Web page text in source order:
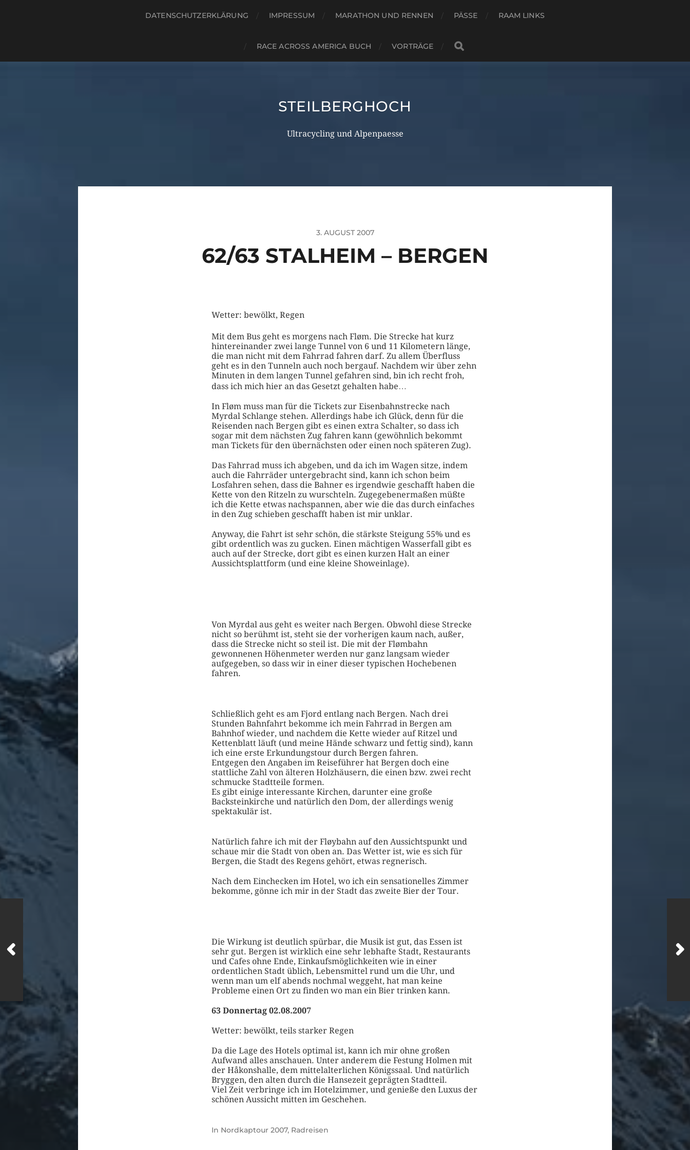
DATENSCHUTZERKLÄRUNG IMPRESSUM MARATHON UND RENNEN PÄSSE RAAM LINKS
RACE ACROSS AMERICA BUCH VORTRÄGE
STEILBERGHOCH
Ultracycling und Alpenpaesse
3. AUGUST 2007
62/63 STALHEIM – BERGEN
Wetter: bewölkt, Regen
Mit dem Bus geht es morgens nach Fløm. Die Strecke hat kurz
hintereinander zwei lange Tunnel von 6 und 11 Kilometern länge,
die man nicht mit dem Fahrrad fahren darf. Zu allem Überfluss
geht es in den Tunneln auch noch bergauf. Nachdem wir über zehn
Minuten in dem langen Tunnel gefahren sind, bin ich recht froh,
dass ich mich hier an das Gesetzt gehalten habe…
In Fløm muss man für die Tickets zur Eisenbahnstrecke nach
Myrdal Schlange stehen. Allerdings habe ich Glück, denn für die
Reisenden nach Bergen gibt es einen extra Schalter, so dass ich
sogar mit dem nächsten Zug fahren kann (gewöhnlich bekommt
man Tickets für den übernächsten oder einen noch späteren Zug).
Das Fahrrad muss ich abgeben, und da ich im Wagen sitze, indem
auch die Fahrräder untergebracht sind, kann ich schon beim
Losfahren sehen, dass die Bahner es irgendwie geschafft haben die
Kette von den Ritzeln zu wurschteln. Zugegebenermaßen müßte
ich die Kette etwas nachspannen, aber wie die das durch einfaches
in den Zug schieben geschafft haben ist mir unklar.
Anyway, die Fahrt ist sehr schön, die stärkste Steigung 55% und es
gibt ordentlich was zu gucken. Einen mächtigen Wasserfall gibt es
auch auf der Strecke, dort gibt es einen kurzen Halt an einer
Aussichtsplattform (und eine kleine Showeinlage).
Von Myrdal aus geht es weiter nach Bergen. Obwohl diese Strecke
nicht so berühmt ist, steht sie der vorherigen kaum nach, außer,
dass die Strecke nicht so steil ist. Die mit der Flømbahn
gewonnenen Höhenmeter werden nur ganz langsam wieder
aufgegeben, so dass wir in einer dieser typischen Hochebenen
fahren.
Schließlich geht es am Fjord entlang nach Bergen. Nach drei
Stunden Bahnfahrt bekomme ich mein Fahrrad in Bergen am
Bahnhof wieder, und nachdem die Kette wieder auf Ritzel und
Kettenblatt läuft (und meine Hände schwarz und fettig sind), kann
ich eine erste Erkundungstour durch Bergen fahren.
Entgegen den Angaben im Reiseführer hat Bergen doch eine
stattliche Zahl von älteren Holzhäusern, die einen bzw. zwei recht
schmucke Stadtteile formen.
Es gibt einige interessante Kirchen, darunter eine große
Backsteinkirche und natürlich den Dom, der allerdings wenig
spektakulär ist.
Natürlich fahre ich mit der Fløybahn auf den Aussichtspunkt und
schaue mir die Stadt von oben an. Das Wetter ist, wie es sich für
Bergen, die Stadt des Regens gehört, etwas regnerisch.
Nach dem Einchecken im Hotel, wo ich ein sensationelles Zimmer
bekomme, gönne ich mir in der Stadt das zweite Bier der Tour.
Die Wirkung ist deutlich spürbar, die Musik ist gut, das Essen ist
sehr gut. Bergen ist wirklich eine sehr lebhafte Stadt, Restaurants
und Cafes ohne Ende, Einkaufsmöglichkeiten wie in einer
ordentlichen Stadt üblich, Lebensmittel rund um die Uhr, und
wenn man um elf abends nochmal weggeht, hat man keine
Probleme einen Ort zu finden wo man ein Bier trinken kann.
63 Donnertag 02.08.2007
Wetter: bewölkt, teils starker Regen
Da die Lage des Hotels optimal ist, kann ich mir ohne großen
Aufwand alles anschauen. Unter anderem die Festung Holmen mit
der Håkonshalle, dem mittelalterlichen Königssaal. Und natürlich
Bryggen, den alten durch die Hansezeit geprägten Stadtteil.
Viel Zeit verbringe ich im Hotelzimmer, und genieße den Luxus der
schönen Aussicht mitten im Geschehen.
In Nordkaptour 2007, Radreisen